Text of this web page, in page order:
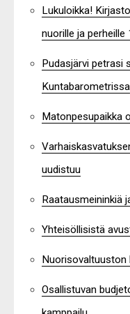
Lukuloikka!
nuorille ja perheille
Pudasjärvi petrasi
Kuntabarometrissa
Matonpesupaikka
uudistuu
Raatausmeininkiä
Yhteisöllisistä
Osallistuvan